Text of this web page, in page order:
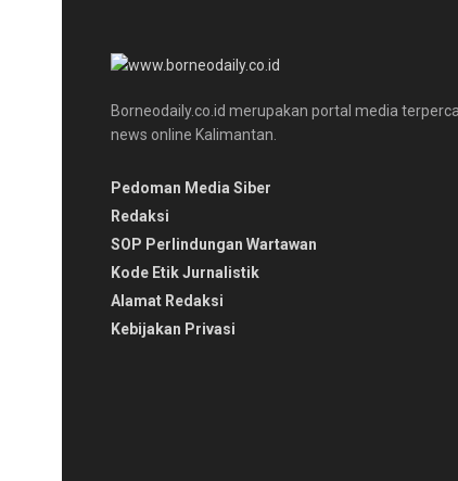
Borneodaily.co.id merupakan portal media
news online Kalimantan.
Pedoman Media Siber
Redaksi
SOP Perlindungan Wartawan
Kode Etik Jurnalistik
Alamat Redaksi
Kebijakan Privasi